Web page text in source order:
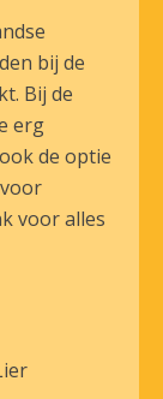
bij de
Bij de
erg
de optie
voor alles